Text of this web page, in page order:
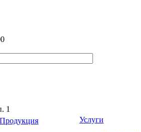
1
Продукция
Услуги